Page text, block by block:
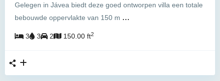
Gelegen in Jávea biedt deze goed ontworpen villa een totale
bebouwde oppervlakte van 150 m ...
3 3 2 150.00 ft2